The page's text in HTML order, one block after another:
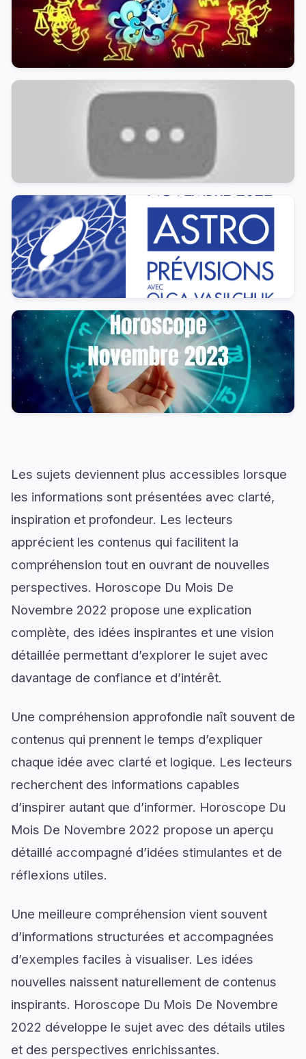
Les sujets deviennent plus accessibles lorsque
les informations sont présentées avec clarté,
inspiration et profondeur. Les lecteurs
apprécient les contenus qui facilitent la
compréhension tout en ouvrant de nouvelles
perspectives. Horoscope Du Mois De
Novembre 2022 propose une explication
complète, des idées inspirantes et une vision
détaillée permettant d’explorer le sujet avec
davantage de confiance et d’intérêt.
Une compréhension approfondie naît souvent de
contenus qui prennent le temps d’expliquer
chaque idée avec clarté et logique. Les lecteurs
recherchent des informations capables
d’inspirer autant que d’informer. Horoscope Du
Mois De Novembre 2022 propose un aperçu
détaillé accompagné d’idées stimulantes et de
réflexions utiles.
Une meilleure compréhension vient souvent
d’informations structurées et accompagnées
d’exemples faciles à visualiser. Les idées
nouvelles naissent naturellement de contenus
inspirants. Horoscope Du Mois De Novembre
2022 développe le sujet avec des détails utiles
et des perspectives enrichissantes.